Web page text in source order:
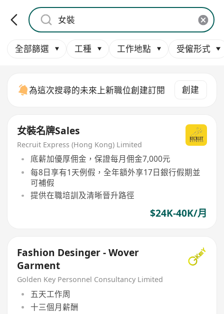
全部篩選 工種 工作地點 受僱形式
為這次搜尋的未來上新職位創建訂閱 創建
女裝名牌Sales
Recruit Express (Hong Kong) Limited
底薪加優厚佣金，保證每月佣金7,000元
每8日享有1天例假，全年額外享17日銀行假期並
可補假
提供在職培訓及清晰晉升路徑
$24K-40K/月
Fashion Desinger - Wover
Garment
Golden Key Personnel Consultancy Limited
五天工作周
十三個月薪酬